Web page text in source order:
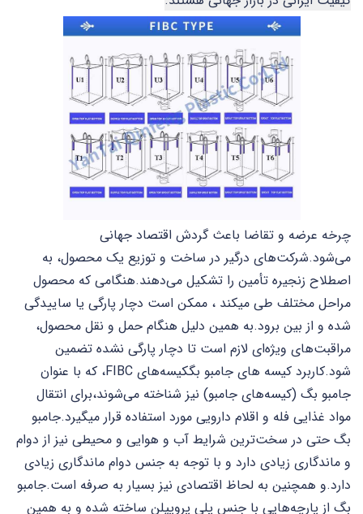
چرخه عرضه و تقاضا باعث گردش اقتصاد جهانی
می‌شود.شرکت‌های درگیر در ساخت و توزیع یک محصول، به
اصطلاح زنجیره تأمین را تشکیل می‌دهند.هنگامی که محصول
مراحل مختلف طی میکند ، ممکن است دچار پارگی یا ساییدگی
شده و از بین برود.به همین دلیل هنگام حمل و نقل محصول،
مراقبت‌های ویژه‌ای لازم است تا دچار پارگی نشده تضمین
شود.کاربرد کیسه های جامبو بگ
کیسه‌های FIBC، که با عنوان
جامبو بگ (کیسه‌های جامبو) نیز شناخته می‌شوند،برای انتقال
مواد غذایی فله و اقلام دارویی مورد استفاده قرار میگیرد.جامبو
بگ حتی در سخت‌ترین شرایط آب و هوایی و محیطی نیز از دوام
و ماندگاری زیادی دارد و با توجه به جنس دوام ماندگاری زیادی
دارد.و همچنین به لحاظ اقتصادی نیز بسیار به صرفه است.جامبو
بگ از پارچه‌هایی با جنس پلی پروپیلن ساخته شده و به همین